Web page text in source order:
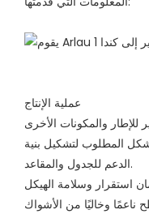
عملية الإنتاج
المطلوب لتشكيل بنية
الدعم للجدول والمقاعد.
وخاليًا من الأشواك